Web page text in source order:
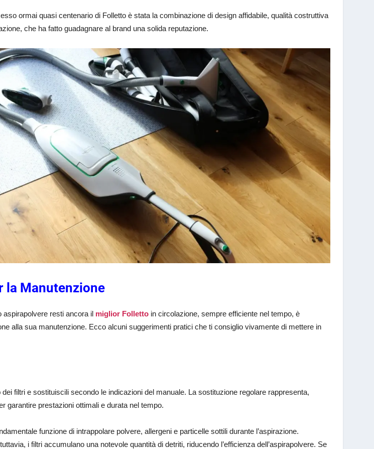
ormai quasi centenario di Folletto è stata la combinazione di design affidabile, qualità costruttiva
che ha fatto guadagnare al brand una solida reputazione.
la Manutenzione
aspirapolvere resti ancora il miglior Folletto in circolazione, sempre efficiente nel tempo, è
alla sua manutenzione. Ecco alcuni suggerimenti pratici che ti consiglio vivamente di mettere in
filtri e sostituiscili secondo le indicazioni del manuale. La sostituzione regolare rappresenta,
garantire prestazioni ottimali e durata nel tempo.
funzione di intrappolare polvere, allergeni e particelle sottili durante l’aspirazione.
i filtri accumulano una notevole quantità di detriti, riducendo l’efficienza dell’aspirapolvere. Se